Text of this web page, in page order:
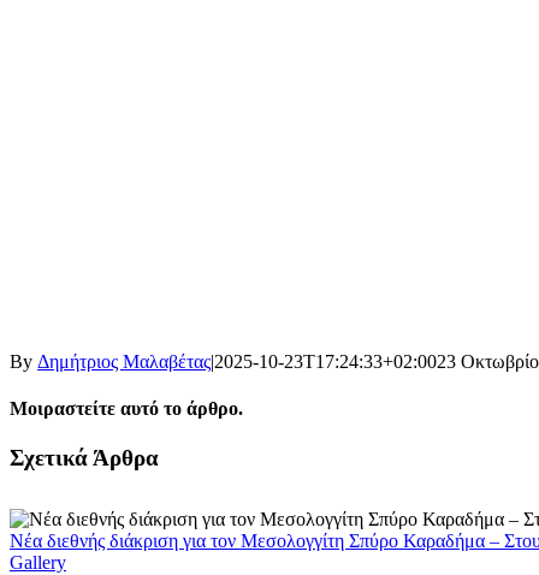
By Δημήτριος Μαλαβέτας|2025-10-23T17:24:33+02:0023
Μοιραστείτε αυτό το άρθρο.
Facebook
X
LinkedIn
WhatsApp
Email
Σχετικά Άρθρα
Νέα διεθνής διάκριση για τον Μεσολογγίτη Σπύρο Καραδήμα –
Gallery